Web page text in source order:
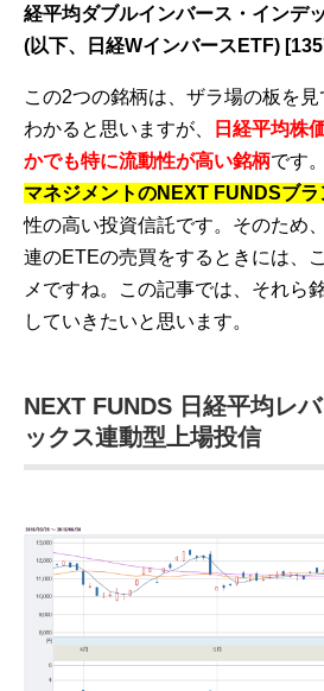
経平均ダブルインバース・インデ
(以下、日経WインバースETF)
この2つの銘柄は、ザラ場の板を
わかると思いますが、
日経平均株
かでも特に流動性が高い銘柄です
マネジメントのNEXT FUNDSブラ
性の高い投資信託です。そのため
連のETEの売買をするときには、
メですね。この記事では、それら
していきたいと思います。
NEXT FUNDS 日経平均レ
ックス連動型上場投信